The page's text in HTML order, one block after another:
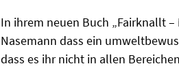
In ihrem neuen Buch „Fairknallt
Nasemann dass ein
dass es ihr nicht in allen